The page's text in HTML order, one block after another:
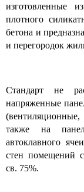
изготовленные
плотного
бетона и
и перегородок
Стандарт не
напряженные
также на
автоклавного
стен помещений
св. 75%.